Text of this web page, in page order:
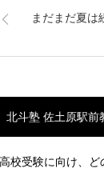
まだまだ夏は
北斗塾 佐土原駅前
高校受験に向け、ど